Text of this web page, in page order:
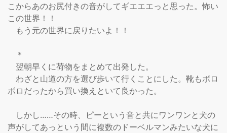
こからあのお尻付きの音がしてギエエエっと思った。怖い
この世界！！
もう元の世界に戻りたいよ！！
＊
翌朝早くに荷物をまとめて出発した。
わざと山道の方を選び歩いて行くことにした。靴もボロ
ボロだったから買い換えといて良かった。
しかし……その時、ピーという音と共にワンワンと犬の
声がしてあっという間に複数のドーベルマンみたいな犬に